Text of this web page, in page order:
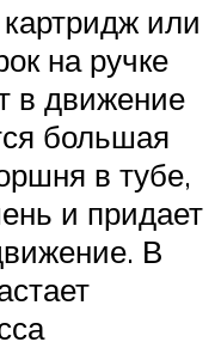
или
на ручке
в движение
большая
в тубе,
и придает
В